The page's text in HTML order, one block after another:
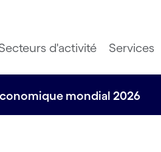
d'activité Services
mondial 2026